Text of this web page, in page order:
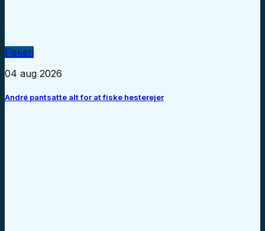
Fiskeri
04 aug 2026
André pantsatte alt for at fiske hesterejer